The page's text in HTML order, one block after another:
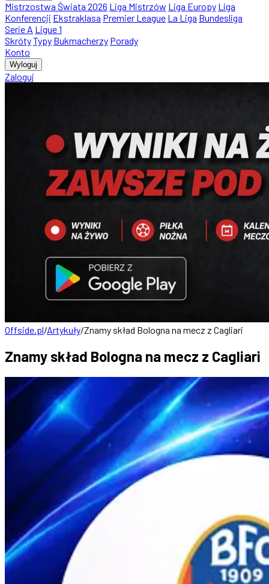
Mistrzostwa Świata 2026 Liga Mistrzów Liga Europy Liga
Konferencji Ekstraklasa Premier League La Liga Bundesliga
Serie A Ligue 1
SkrótyTypy Bukmacherzy Porady
Konto
Wyloguj
Zaloguj
Offside.pl/Artykuły/Znamy skład Bologna na mecz z Cagliari
Znamy skład Bologna na mecz z Cagliari